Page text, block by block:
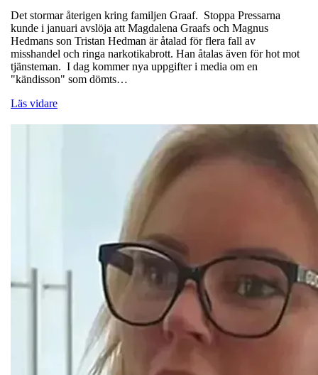
Det stormar återigen kring familjen Graaf. Stoppa Pressarna
kunde i januari avslöja att Magdalena Graafs och Magnus
Hedmans son Tristan Hedman är åtalad för flera fall av
misshandel och ringa narkotikabrott. Han åtalas även för hot mot
tjänsteman. I dag kommer nya uppgifter i media om en
"kändisson" som dömts…
Läs vidare